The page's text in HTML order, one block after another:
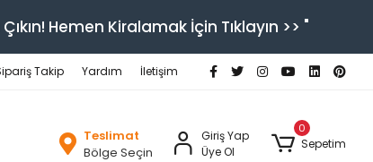
Hemen Kiralamak İçin Tıklayın >> "
Takip Yardım İletişim
Teslimat
Bölge Seçin
Giriş Yap
Üye Ol
0
Sepetim